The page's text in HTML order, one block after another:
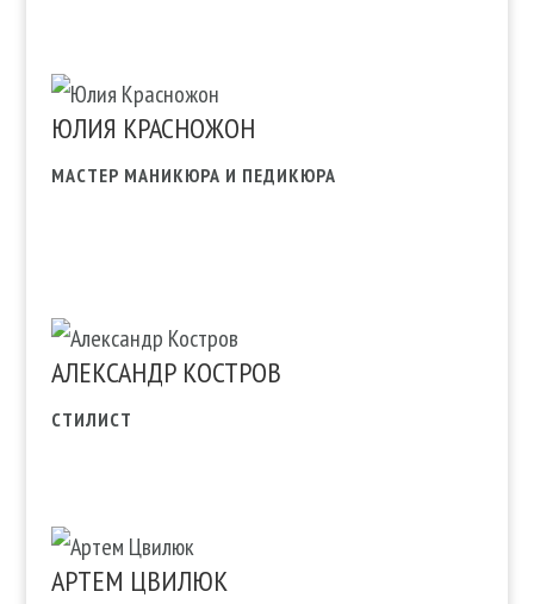
ЮЛИЯ КРАСНОЖОН
МАСТЕР МАНИКЮРА И ПЕДИКЮРА
АЛЕКСАНДР КОСТРОВ
СТИЛИСТ
АРТЕМ ЦВИЛЮК